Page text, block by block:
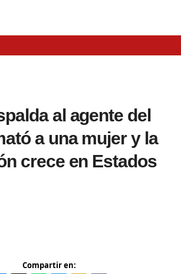
al agente del
a una mujer y la
crece en Estados
Compartir en: